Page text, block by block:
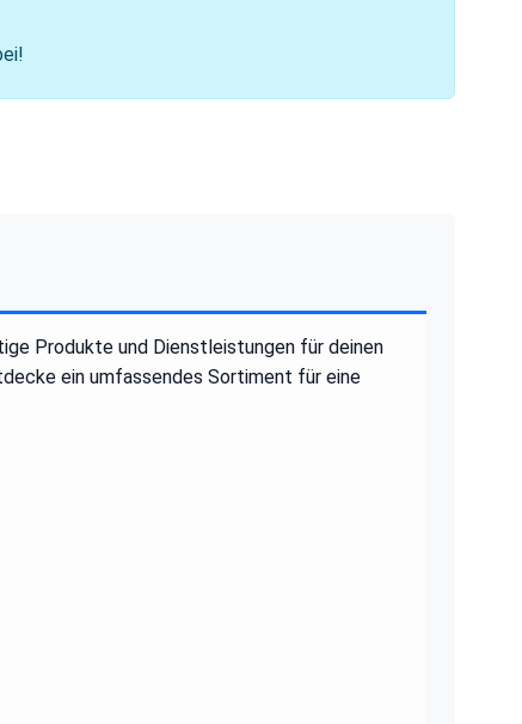
Produkte und Dienstleistungen für deinen
ein umfassendes Sortiment für eine